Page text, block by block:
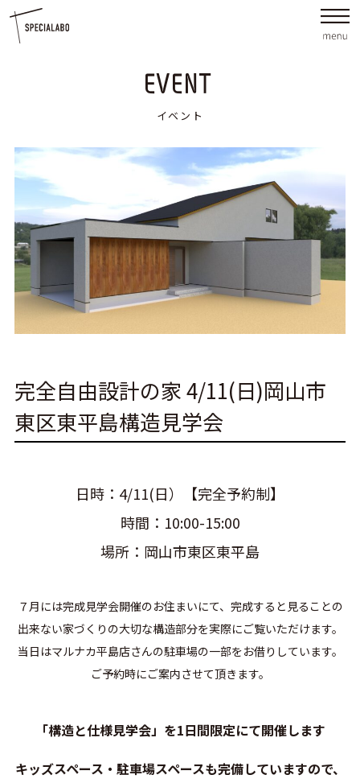
EVENT
イベント
完全自由設計の家 4/11(日)岡山市
東区東平島構造見学会
日時：4/11(日）【完全予約制】
時間：10:00-15:00
場所：岡山市東区東平島
７月には完成見学会開催のお住まいにて、完成すると見ることの
出来ない家づくりの大切な構造部分を実際にご覧いただけます。
当日はマルナカ平島店さんの駐車場の一部をお借りしています。
ご予約時にご案内させて頂きます。
「構造と仕様見学会」を1日間限定にて開催します
キッズスペース・駐車場スペースも完備していますので、